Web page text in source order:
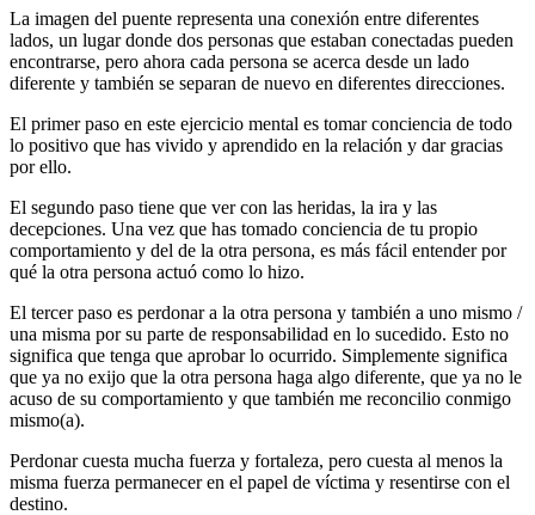
La imagen del puente representa una conexión entre diferentes
lados, un lugar donde dos personas que estaban conectadas pueden
encontrarse, pero ahora cada persona se acerca desde un lado
diferente y también se separan de nuevo en diferentes direcciones.
El primer paso en este ejercicio mental es tomar conciencia de todo
lo positivo que has vivido y aprendido en la relación y dar gracias
por ello.
El segundo paso tiene que ver con las heridas, la ira y las
decepciones. Una vez que has tomado conciencia de tu propio
comportamiento y del de la otra persona, es más fácil entender por
qué la otra persona actuó como lo hizo.
El tercer paso es perdonar a la otra persona y también a uno mismo /
una misma por su parte de responsabilidad en lo sucedido. Esto no
significa que tenga que aprobar lo ocurrido. Simplemente significa
que ya no exijo que la otra persona haga algo diferente, que ya no le
acuso de su comportamiento y que también me reconcilio conmigo
mismo(a).
Perdonar cuesta mucha fuerza y fortaleza, pero cuesta al menos la
misma fuerza permanecer en el papel de víctima y resentirse con el
destino.